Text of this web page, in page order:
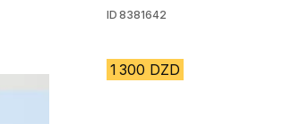
ID 8381642
1 300 DZD